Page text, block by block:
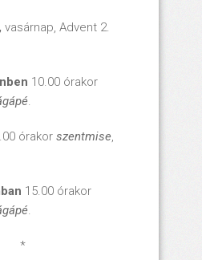
vasárnap, Advent 2.
10.00 órakor
.
órakor szentmise,
15.00 órakor
.
*